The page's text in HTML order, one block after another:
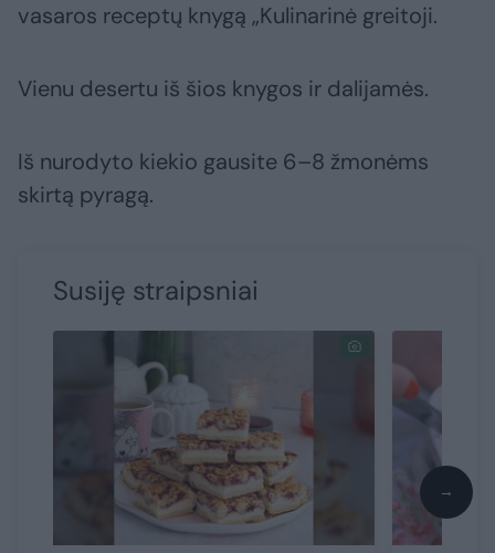
vasaros receptų knygą „Kulinarinė greitoji.
Vienu desertu iš šios knygos ir dalijamės.
Iš nurodyto kiekio gausite 6–8 žmonėms
skirtą pyragą.
Susiję straipsniai
→